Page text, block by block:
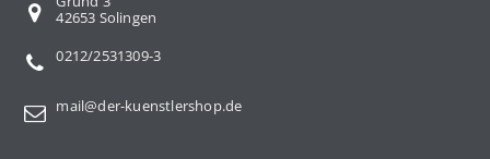
42653 Solingen
0212/2531309-3
mail@der-kuenstlershop.de